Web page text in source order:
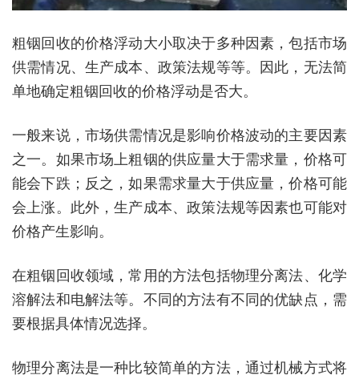
粗铟回收的价格浮动大小取决于多种因素，包括市场
供需情况、生产成本、政策法规等等。因此，无法简
单地确定粗铟回收的价格浮动是否大。
一般来说，市场供需情况是影响价格波动的主要因素
之一。如果市场上粗铟的供应量大于需求量，价格可
能会下跌；反之，如果需求量大于供应量，价格可能
会上涨。此外，生产成本、政策法规等因素也可能对
价格产生影响。
在粗铟回收领域，常用的方法包括物理分离法、化学
溶解法和电解法等。不同的方法有不同的优缺点，需
要根据具体情况选择。
物理分离法是一种比较简单的方法，通过机械方式将